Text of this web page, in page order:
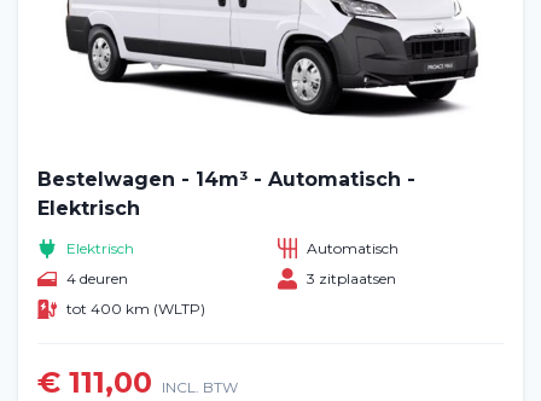
Bestelwagen - 14m³ - Automatisch -
Elektrisch
Elektrisch
Automatisch
4 deuren
3 zitplaatsen
tot 400 km (WLTP)
€ 111,00 INCL. BTW